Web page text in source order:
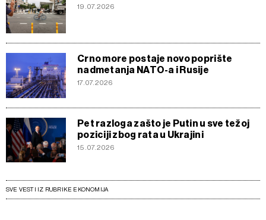
19.07.2026
Crno more postaje novo poprište
nadmetanja NATO-a i Rusije
17.07.2026
Pet razloga zašto je Putin u sve težoj
poziciji zbog rata u Ukrajini
15.07.2026
SVE VESTI IZ RUBRIKE EKONOMIJA